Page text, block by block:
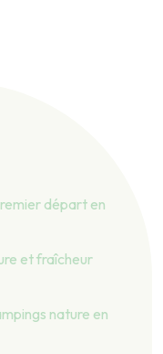
départ en
et fraîcheur
nature en